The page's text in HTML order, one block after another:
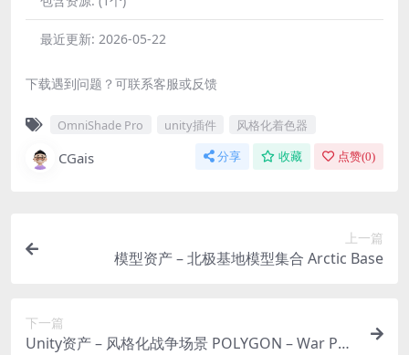
最近更新: 2026-05-22
下载遇到问题？可联系客服或反馈
OmniShade Pro unity插件 风格化着色器
CGais 分享 收藏 点赞(0)
上一篇
模型资产 – 北极基地模型集合 Arctic Base
下一篇
Unity资产 – 风格化战争场景 POLYGON – War Pac